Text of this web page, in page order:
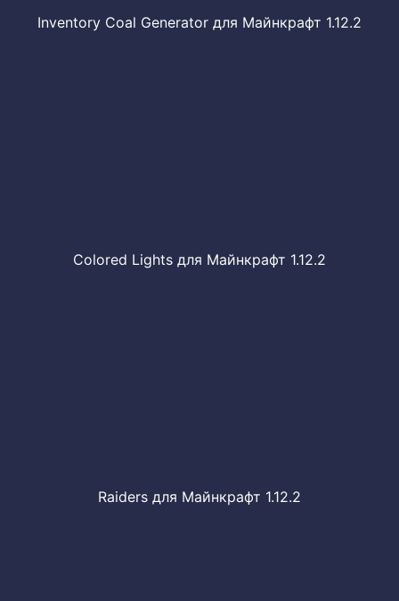
Inventory Coal Generator для Майнкрафт 1.12.2
Colored Lights для Майнкрафт 1.12.2
Raiders для Майнкрафт 1.12.2